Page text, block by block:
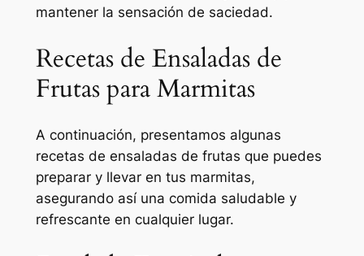
mantener la sensación de saciedad.
Recetas de Ensaladas de
Frutas para Marmitas
A continuación, presentamos algunas
recetas de ensaladas de frutas que puedes
preparar y llevar en tus marmitas,
asegurando así una comida saludable y
refrescante en cualquier lugar.